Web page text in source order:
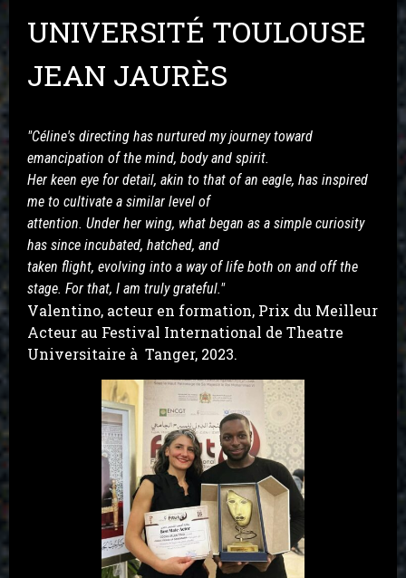
UNIVERSITÉ TOULOUSE
JEAN JAURÈS
"Céline's directing has nurtured my journey toward
emancipation of the mind, body and spirit.
Her keen eye for detail, akin to that of an eagle, has inspired
me to cultivate a similar level of
attention. Under her wing, what began as a simple curiosity
has since incubated, hatched, and
taken flight, evolving into a way of life both on and off the
stage. For that, I am truly grateful."
Valentino, acteur en formation, Prix du Meilleur
Acteur au Festival International de Theatre
Universitaire à Tanger, 2023.